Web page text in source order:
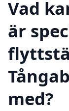
Vad
är
med?